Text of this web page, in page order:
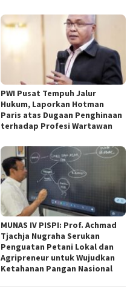
PWI Pusat Tempuh Jalur
Hukum, Laporkan Hotman
Paris atas Dugaan Penghinaan
terhadap Profesi Wartawan
MUNAS IV PISPI: Prof. Achmad
Tjachja Nugraha Serukan
Penguatan Petani Lokal dan
Agripreneur untuk Wujudkan
Ketahanan Pangan Nasional